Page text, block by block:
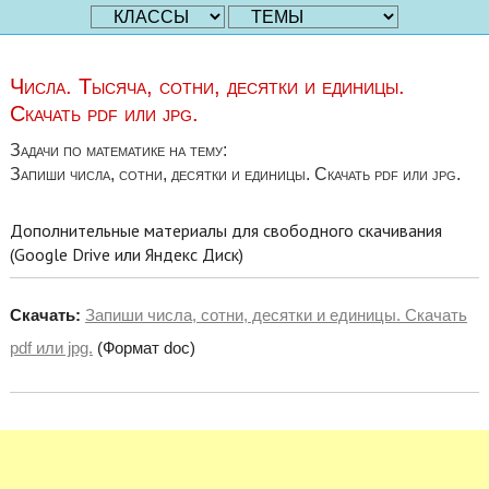
Числа. Тысяча, сотни, десятки и единицы.
Скачать pdf или jpg.
Задачи по математике на тему:
Запиши числа, сотни, десятки и единицы. Скачать pdf или jpg.
Дополнительные материалы для свободного скачивания
(Google Drive или Яндекс Диск)
Скачать: Запиши числа, сотни, десятки и единицы. Скачать
pdf или jpg. (Формат doc)